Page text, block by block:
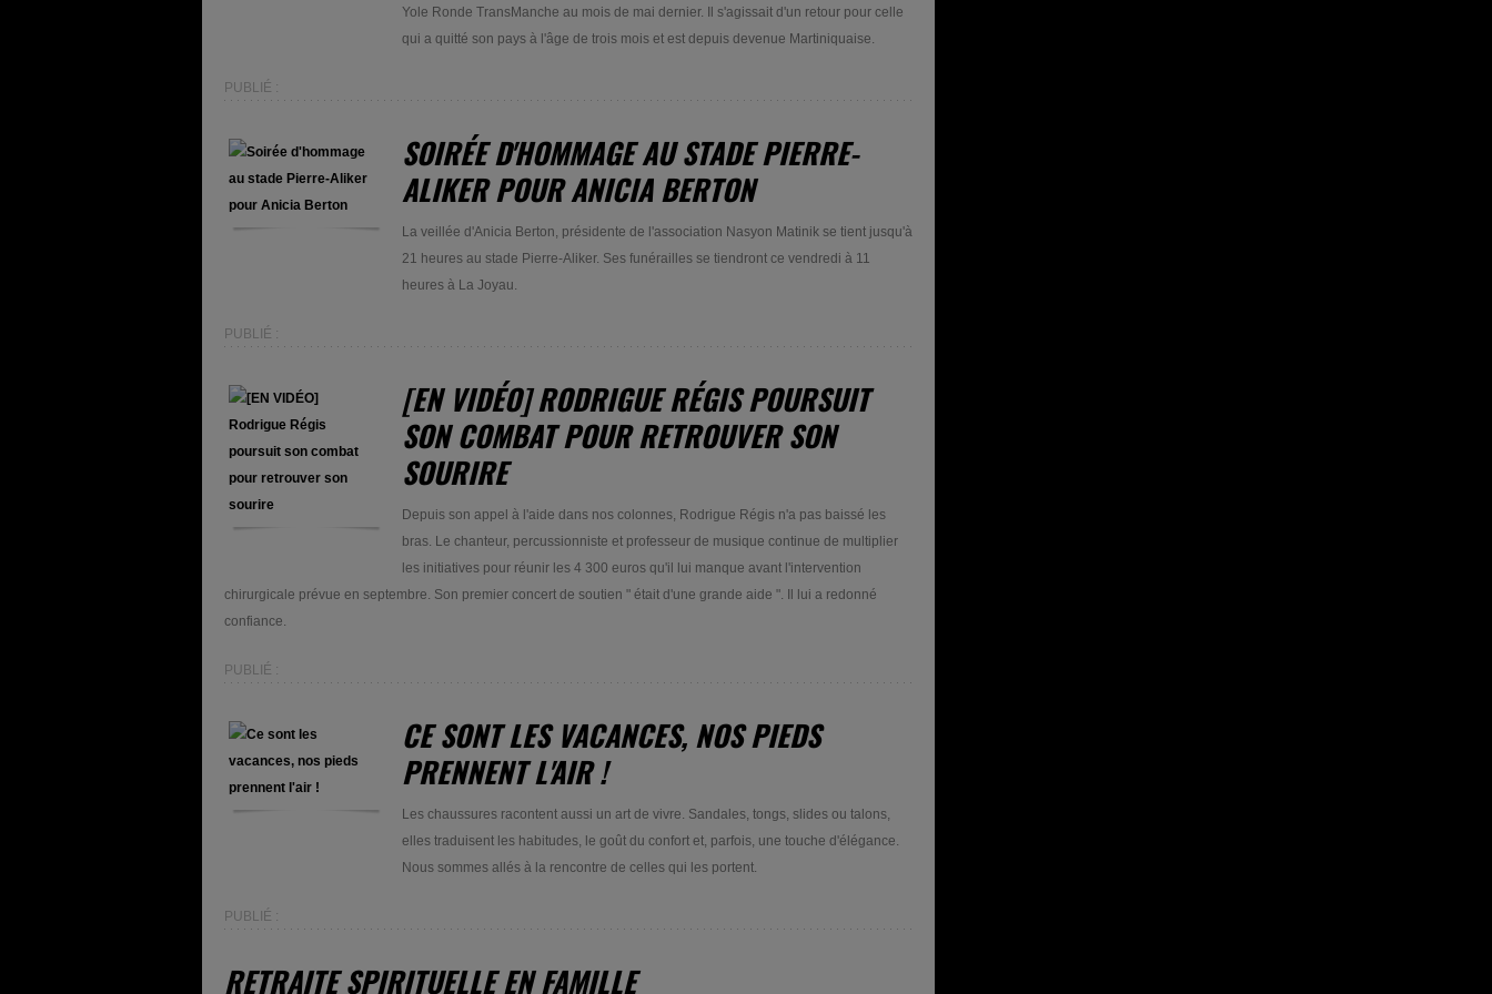
Yole Ronde TransManche au mois de mai dernier. Il s'agissait d'un retour pour celle
qui a quitté son pays à l'âge de trois mois et est depuis devenue Martiniquaise.
PUBLIÉ :
SOIRÉE D'HOMMAGE AU STADE PIERRE-
ALIKER POUR ANICIA BERTON
La veillée d'Anicia Berton, présidente de l'association Nasyon Matinik se tient jusqu'à
21 heures au stade Pierre-Aliker. Ses funérailles se tiendront ce vendredi à 11
heures à La Joyau.
PUBLIÉ :
[EN VIDÉO] RODRIGUE RÉGIS POURSUIT
SON COMBAT POUR RETROUVER SON
SOURIRE
Depuis son appel à l'aide dans nos colonnes, Rodrigue Régis n'a pas baissé les
bras. Le chanteur, percussionniste et professeur de musique continue de multiplier
les initiatives pour réunir les 4 300 euros qu'il lui manque avant l'intervention
chirurgicale prévue en septembre. Son premier concert de soutien " était d'une grande aide ". Il lui a redonné
confiance.
PUBLIÉ :
CE SONT LES VACANCES, NOS PIEDS
PRENNENT L'AIR !
Les chaussures racontent aussi un art de vivre. Sandales, tongs, slides ou talons,
elles traduisent les habitudes, le goût du confort et, parfois, une touche d'élégance.
Nous sommes allés à la rencontre de celles qui les portent.
PUBLIÉ :
RETRAITE SPIRITUELLE EN FAMILLE